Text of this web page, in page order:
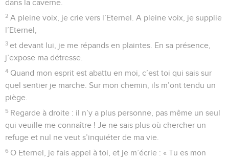
dans la caverne.
2 A pleine voix, je crie vers l’Eternel. A pleine voix, je supplie
l’Eternel,
3 et devant lui, je me répands en plaintes. En sa présence,
j’expose ma détresse.
4 Quand mon esprit est abattu en moi, c’est toi qui sais sur
quel sentier je marche. Sur mon chemin, ils m’ont tendu un
piège.
5 Regarde à droite : il n’y a plus personne, pas même un seul
qui veuille me connaître ! Je ne sais plus où chercher un
refuge et nul ne veut s’inquiéter de ma vie.
6 O Eternel, je fais appel à toi, et je m’écrie : « Tu es mon